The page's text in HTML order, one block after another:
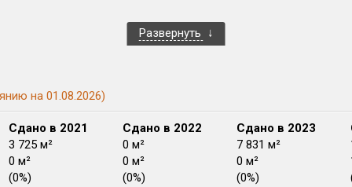
Развернуть
на 01.08.2026)
Сдано в 2021
3 725 м²
0 м²
(0%)
Сдано в 2022
0 м²
0 м²
(0%)
Сдано в 2023
7 831 м²
0 м²
(0%)